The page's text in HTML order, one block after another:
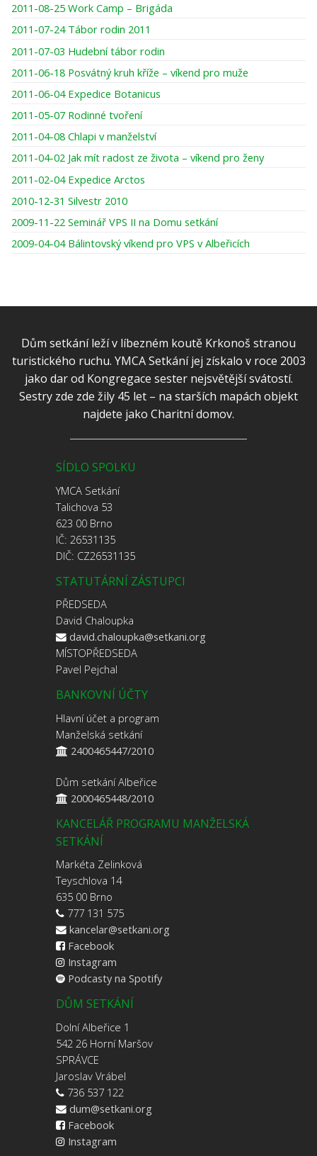
2011-08-25 Work Camp – Brigáda
2011-07-24 Tábor rodin 2011
2011-07-03 Hudební tábor rodin
2011-06-18 Posvátný kruh kříže – víkend pro muže
2011-06-04 Expedice Botanicus
2011-05-07 Rodinné tvoření
2011-04-08 Chlapi v manželství
2011-04-02 Jak mít radost ze života – víkend pro ženy
2011-02-04 Expedice Arctos
2010-12-31 Silvestr 2010
2009-11-22 Seminář VPS II na Domu setkání
2009-04-04 Bálintovský víkend pro VPS v Albeřicích
Dům setkání leží v líbezném koutě Krkonoš stranou
turistického ruchu. YMCA Setkání jej získalo v roce 2003
jako dar od Kongregace sester nejsvětější svátostí.
Sestry zde zde žily 45 let – na starších mapách objekt
najdete jako Charitní domov.
SÍDLO SPOLKU
YMCA Setkání
Talichova 53
623 00 Brno
IČ: 26531135
DIČ: CZ26531135
STATUTÁRNÍ ZÁSTUPCI
PŘEDSEDA
David Chaloupka
david.chaloupka@setkani.org
MÍSTOPŘEDSEDA
Pavel Pejchal
BANKOVNÍ ÚČTY
Hlavní účet a program
Manželská setkání
2400465447/2010
Dům setkání Albeřice
2000465448/2010
KANCELÁŘ PROGRAMU MANŽELSKÁ
SETKÁNÍ
Markéta Zelinková
Teyschlova 14
635 00 Brno
777 131 575
kancelar@setkani.org
Facebook
Instagram
Podcasty na Spotify
DŮM SETKÁNÍ
Dolní Albeřice 1
542 26 Horní Maršov
SPRÁVCE
Jaroslav Vrábel
736 537 122
dum@setkani.org
Facebook
Instagram